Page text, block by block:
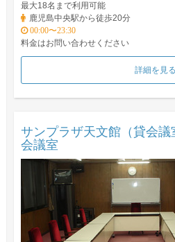
最大18名まで利用可能
鹿児島中央駅から徒歩20分
00:00〜23:30
料金はお問い合わせください
詳細を見る
サンプラザ天文館（貸会
会議室